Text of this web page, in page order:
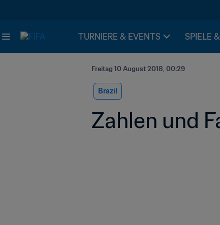
TURNIERE & EVENTS SPIELE
Freitag 10 August 2018, 00:29
Brazil
Zahlen und